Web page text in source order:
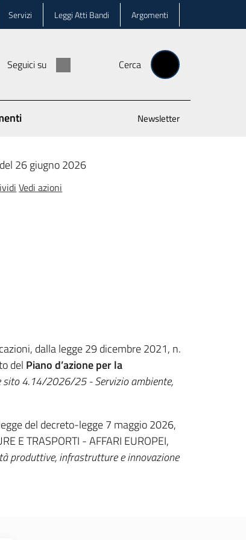
Servizi Leggi Atti Bandi Argomenti
Seguici su Cerca
Newsletter
26 giugno 2026
Vedi azioni
dalla legge 29 dicembre 2021, n.
del Piano d’azione per la
sito 4.14/2026/25 - Servizio ambiente,
del decreto-legge 7 maggio 2026,
E TRASPORTI - AFFARI EUROPEI,
produttive, infrastrutture e innovazione